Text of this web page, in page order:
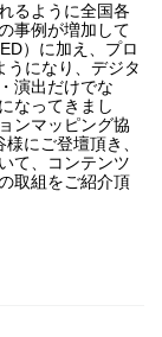
るように全国各
事例が増加して
）に加え、プロ
うになり、デジタ
演出だけでな
なってきまし
ンマッピング協
にご登壇頂き、
て、コンテンツ
取組をご紹介頂